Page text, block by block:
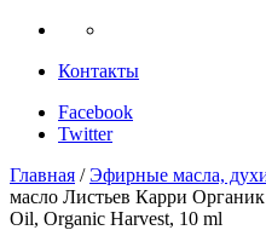
Контакты
Facebook
Twitter
Главная /Эфирные масла,
масло Листьев Карри
Oil, Organic Harvest, 10 ml